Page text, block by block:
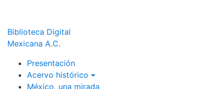
Biblioteca Digital
Mexicana A.C.
Presentación
Acervo histórico
México, una mirada